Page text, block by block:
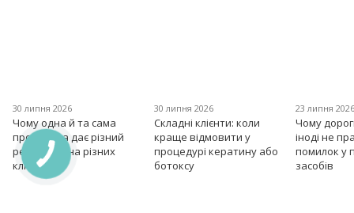
30 липня 2026
Чому одна й та сама
процедура дає різний
результат на різних
клієнтах?
30 липня 2026
Складні клієнти: коли
краще відмовити у
процедурі кератину або
ботоксу
23 липня
Чому
іноді не
помилок у
засобів